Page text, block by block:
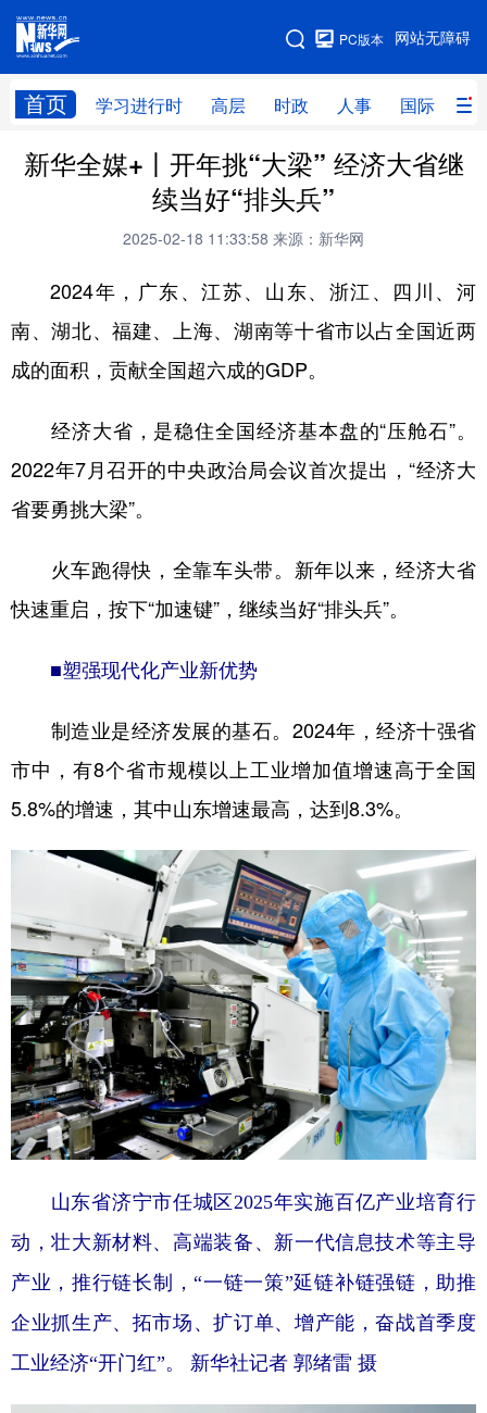
网站无障碍
PC版本
首页 学习进行时 高层 时政 人事 国际 财
网站地图
学习进行时 高层 时政 人事
财经 网评
科技 科创 量子 体育
文化 健康 军事
法律 中央文件 金融 汽车
食品 人居 信息化 数字经济
城市 旅游 能源 会展
彩票 娱乐 时尚
公益 一带一路
吉林 上海
浙江 安徽 福建 江西
山东 河南 湖北 湖南
广东 广西 重庆
四川 贵州 西藏
陕西 甘肃 青海 宁夏
新疆 内蒙古 黑龙江
多语种频道
English Español Français عربى
Русский язык 日本語 한국어
新华全媒+丨开年挑“大梁” 经济大省继
续当好“排头兵”
2025-02-18 11:33:58 来源：新华网
2024年，广东、江苏、山东、浙江、四川、河
南、湖北、福建、上海、湖南等十省市以占全国近两
成的面积，贡献全国超六成的GDP。
经济大省，是稳住全国经济基本盘的“压舱石”。
2022年7月召开的中央政治局会议首次提出，“经济大
省要勇挑大梁”。
火车跑得快，全靠车头带。新年以来，经济大省
快速重启，按下“加速键”，继续当好“排头兵”。
■塑强现代化产业新优势
制造业是经济发展的基石。2024年，经济十强省
市中，有8个省市规模以上工业增加值增速高于全国
5.8%的增速，其中山东增速最高，达到8.3%。
山东省济宁市任城区2025年实施百亿产业培育行
动，壮大新材料、高端装备、新一代信息技术等主导
产业，推行链长制，“一链一策”延链补链强链，助推
企业抓生产、拓市场、扩订单、增产能，奋战首季度
工业经济“开门红”。 新华社记者 郭绪雷 摄